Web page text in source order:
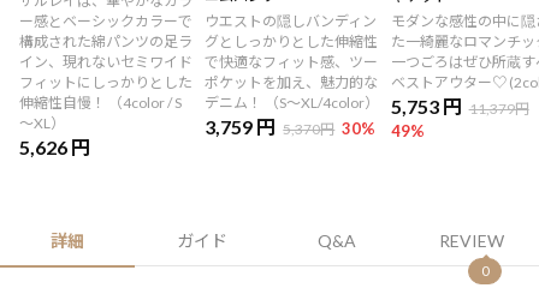
ー感とベーシックカラーで
構成された綿パンツの足ラ
イン、現れないセミワイド
フィットにしっかりとした
伸縮性自慢！ （4color / S
～XL）
5,626 円
ウエストの隠しバンディン
グとしっかりとした伸縮性
で快適なフィット感、ツー
ポケットを加え、魅力的な
デニム！ （S～XL/4color）
3,759 円 5,370円 30%
モダンな感性の中に隠
た一綺麗なロマンチッ
一つごろはぜひ所蔵す
ベストアウター♡
5,753 円 11,379円
49%
詳細 ガイド Q&A REVIEW
0